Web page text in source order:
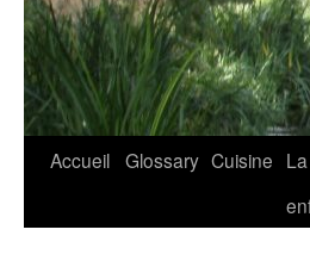
Accueil Glossary Cuisine